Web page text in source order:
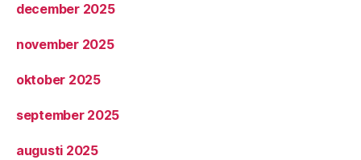
december 2025
november 2025
oktober 2025
september 2025
augusti 2025